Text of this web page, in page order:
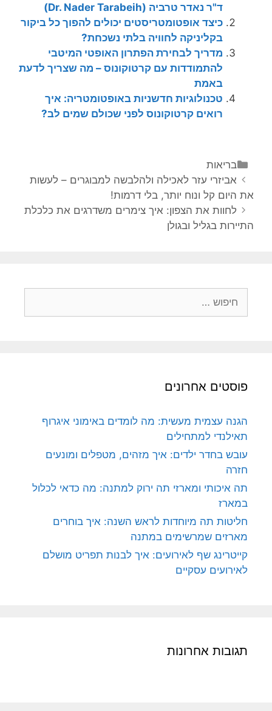
ד"ר נאדר טרביה (Dr. Nader Tarabeih)
כיצד אופטומטריסטים יכולים להפוך כל ביקור
בקליניקה לחוויה בלתי נשכחת?
מדריך לבחירת הפתרון האופטי המיטבי
להתמודדות עם קרטוקונוס – מה שצריך לדעת
באמת
טכנולוגיות חדשניות באופטומטריה: איך
רואים קרטוקונוס לפני שכולם שמים לב?
קטגוריות
בריאות
ניווט
פוסטים
אביזרי עזר לאכילה ולהלבשה למבוגרים – לעשות
את היום קל ונוח יותר, בלי דרמות!
לחוות את הצפון: איך צימרים משדרגים את כלכלת
התיירות בגליל ובגולן
פוסטים אחרונים
הגנה עצמית מעשית: מה לומדים באימוני איגרוף
תאילנדי למתחילים
עובש בחדר ילדים: איך מזהים, מטפלים ומונעים
חזרה
תה איכותי ומארזי תה ירוק למתנה: מה כדאי לכלול
במארז
חליטות תה מיוחדות לראש השנה: איך בוחרים
מארזים שמרשימים במתנה
קייטרינג שף לאירועים: איך לבנות תפריט מושלם
לאירועים עסקיים
תגובות אחרונות